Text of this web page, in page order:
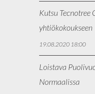
Kutsu Tecnotree
yhtiökokoukseen
19.08.2020 18:00
Loistava
Normaalissa